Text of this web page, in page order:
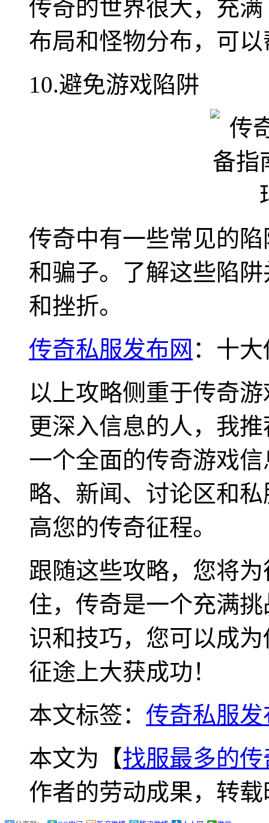
传奇的世界很大，充
布局和怪物分布，可
10.避免游戏陷阱
传奇中有一些常见的
和骗子。了解这些陷
和挫折。
传奇私服发布网 ：十
以上攻略侧重于传奇
更深入信息的人，我
一个全面的传奇游戏
略、新闻、讨论区和
高您的传奇征程。
跟随这些攻略，您将
住，传奇是一个充满
识和技巧，您可以成
征途上大获成功！
本文标签： 传奇私服发
本文为【找服最多的
作者的劳动成果，转